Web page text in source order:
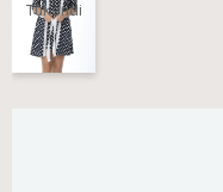
Tükendi